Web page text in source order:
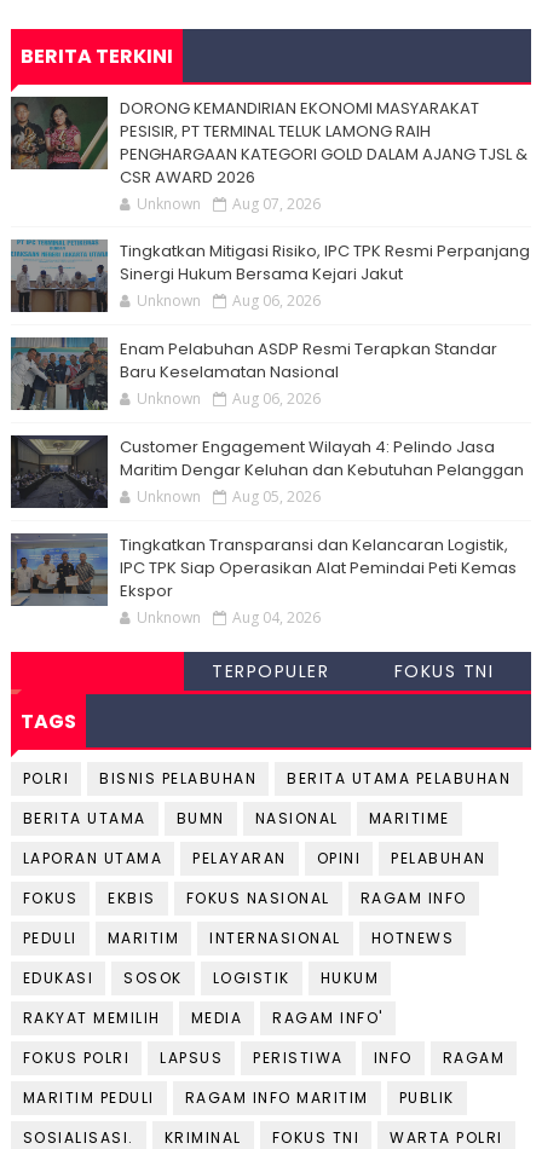
BERITA TERKINI
DORONG KEMANDIRIAN EKONOMI MASYARAKAT
PESISIR, PT TERMINAL TELUK LAMONG RAIH
PENGHARGAAN KATEGORI GOLD DALAM AJANG TJSL &
CSR AWARD 2026
Unknown Aug 07, 2026
Tingkatkan Mitigasi Risiko, IPC TPK Resmi Perpanjang
Sinergi Hukum Bersama Kejari Jakut
Unknown Aug 06, 2026
Enam Pelabuhan ASDP Resmi Terapkan Standar
Baru Keselamatan Nasional
Unknown Aug 06, 2026
Customer Engagement Wilayah 4: Pelindo Jasa
Maritim Dengar Keluhan dan Kebutuhan Pelanggan
Unknown Aug 05, 2026
Tingkatkan Transparansi dan Kelancaran Logistik,
IPC TPK Siap Operasikan Alat Pemindai Peti Kemas
Ekspor
Unknown Aug 04, 2026
TERPOPULER FOKUS TNI
TAGS
POLRI BISNIS PELABUHAN
BERITA UTAMA PELABUHAN
BERITA UTAMA
BUMN NASIONAL
MARITIME
LAPORAN UTAMA
PELAYARAN OPINI
PELABUHAN
FOKUS
EKBIS FOKUS NASIONAL
RAGAM INFO
PEDULI
MARITIM INTERNASIONAL
HOTNEWS
EDUKASI
SOSOK LOGISTIK
HUKUM
RAKYAT MEMILIH
MEDIA
RAGAM INFO'
FOKUS POLRI
LAPSUS PERISTIWA INFO
RAGAM
MARITIM PEDULI
RAGAM INFO MARITIM
PUBLIK
SOSIALISASI.
KRIMINAL FOKUS TNI
WARTA POLRI